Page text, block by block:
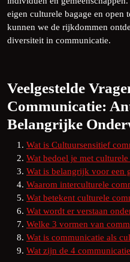
eigen culturele bagage en open
kunnen we de rijkdommen
diversiteit in communicatie.
Veelgestelde
Communicatie:
Belangrijke
Wat is Cultuursensitief
Wat bedoel je met
Wat is belangrijk voor een
Waarom interculturele
Wat betekent culturele
Wat wordt er verstaan
Welke 3 vormen van
Wat is communicatie als
Wat zijn de 4